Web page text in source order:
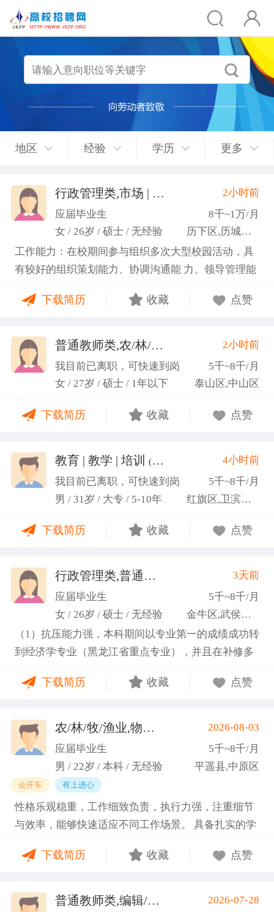
地区 经验 学历 更多
行政管理类,市场 | 媒介 | 广告 | 设计,人事/行政/后勤
2小时前
应届毕业生
8千~1万/月
女 / 26岁 / 硕士 / 无经验
历下区,历城区,市中区
工作能力：在校期间参与组织多次大型校园活动，具
有较好的组织策划能力、协调沟通能 力、领导管理能
务； 学习能力：有清晰的自我定位，能够很好地吸纳
做事认真细心，具有较强的执行力、高度敬业精神、
良好的职业操 守和团队协作精神。
下载简历 收藏 点赞
普通教师类,农/林/牧/渔业 (张卓璐)2小时前
我目前已离职，可快速到岗
5千~8千/月
女 / 27岁 / 硕士 / 1年以下
泰山区,中山区
下载简历 收藏 点赞
教育 | 教学 | 培训 (张福境)
4小时前
我目前已离职，可快速到岗
5千~8千/月
男 / 31岁 / 大专 / 5-10年
红旗区,卫滨区,牧野区
下载简历 收藏 点赞
行政管理类,普通教师类
3天前
应届毕业生
5千~8千/月
女 / 26岁 / 硕士 / 无经验
金牛区,武侯区,青羊区
（1）抗压能力强，本科期间以专业第一的成绩成功转
到经济学专业（黑龙江省重点专业），并且在补修多
学；研一刚入学就跟随导师参加多个项目书撰写，其
基金项目以及国家重大课题项目申报书的撰写。
（2）沟通能力强，2023年9月-2024年6月在研究生管
理办公室担任助管，主要负责硕士、博士研究生开
题、预答辩和正式答辩答辩秘书工作，同时负责研究
生入学复试相关工作，研究生日常事务管理工作，与
老师和同学多方沟通协调；2025年4月-2025年7月在
图书馆信息处担任助管，主要负责毕业生论文查重、
上传，毕业生信息核对，以及协助图书馆老师与学生
沟通举办各种活动。 （3）组织管理能力强，在读期
一百余人，并组织每天口语晨读活动，同时不定期举
下载简历 收藏 点赞
农/林/牧/渔业,物业管理,环保,物流/仓储,人事/行政/后勤
2026-08-03
应届毕业生
5千~8千/月
男 / 22岁 / 本科 / 无经验
平遥县,中原区
会开车 有上进心
性格乐观稳重，工作细致负责，执行力强，注重细节
与效率，能够快速适应不同工作场景。 具备扎实的学
路与良好的问题处理意识。 拥有较强的团队协作与跨
稳步成长并创造价值。
下载简历 收藏 点赞
普通教师类,编辑/出版/印刷 (刘先生)
2026-07-28